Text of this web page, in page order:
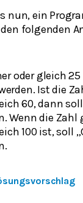
nun, ein
folgenden
oder gleich 25
Ist die
60, dann
Wenn die Zahl
100 ist, soll